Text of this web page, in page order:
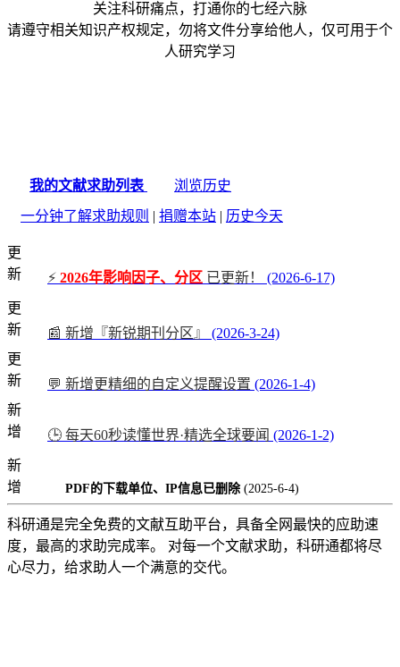
关注科研痛点，打通你的七经六脉
请遵守相关知识产权规定，勿将文件分享给他人，仅可用于个
人研究学习
我的文献求助列表
浏览历史
一分钟了解求助规则 | 捐赠本站 | 历史今天
更
新
⚡ 2026年影响因子、分区 已更新！
(2026-6-17)
更
新
📰 新增『新锐期刊分区』
(2026-3-24)
更
新
💬 新增更精细的自定义提醒设置 (2026-1-4)
新
增
🕒 每天60秒读懂世界·精选全球要闻 (2026-1-2)
新
增
PDF的下载单位、IP信息已删除 (2025-6-4)
科研通是完全免费的文献互助平台，具备全网最快的应助速
度，最高的求助完成率。 对每一个文献求助，科研通都将尽
心尽力，给求助人一个满意的交代。